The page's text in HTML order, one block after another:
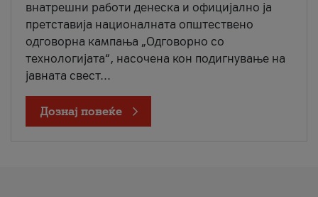
внатрешни работи денеска и официјално ја
претставија националната општествено
одговорна кампања „Одговорно со
технологијата“, насочена кон подигнување на
јавната свест...
Дознај повеќе